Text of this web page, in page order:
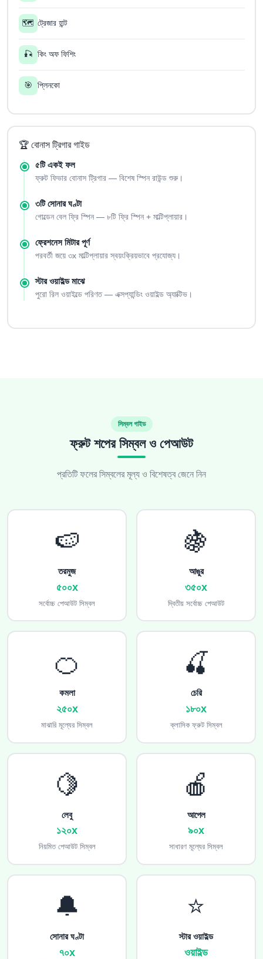
🗺️ ট্রেজার হান্ট
🎣 কিং অফ ফিশিং
🎯 প্লিনকো
🏆 বোনাস ট্রিগার গাইড
৫টি একই ফল
ফ্রুট ফিভার বোনাস ট্রিগার — বিশেষ স্পিন রাউন্ড শুরু।
৩টি সোনার ঘণ্টা
গোল্ডেন বেল ফ্রি স্পিন — ৮টি ফ্রি স্পিন + মাল্টিপ্লায়ার।
ফ্রেশনেস মিটার পূর্ণ
পরবর্তী জয়ে ৩x মাল্টিপ্লায়ার স্বয়ংক্রিয়ভাবে প্রযোজ্য।
স্টার ওয়াইল্ড মাঝে
পুরো রিল ওয়াইল্ডে পরিণত — এক্সপ্যান্ডিং ওয়াইল্ড অ্যাক্টিভ।
সিম্বল গাইড
ফ্রুট শপের সিম্বল ও পেআউট
প্রতিটি ফলের সিম্বলের মূল্য ও বিশেষত্ব জেনে নিন
🍉
তরমুজ
৫০০x
সর্বোচ্চ পেআউট সিম্বল
🍇
আঙুর
৩৫০x
দ্বিতীয় সর্বোচ্চ পেআউট
🍊
কমলা
২৫০x
মাঝারি মূল্যের সিম্বল
🍒
চেরি
১৮০x
ক্লাসিক ফ্রুট সিম্বল
🍋
লেবু
১২০x
নিয়মিত পেআউট সিম্বল
🍎
আপেল
৯০x
সাধারণ মূল্যের সিম্বল
🔔
সোনার ঘণ্টা
৭০x
⭐
স্টার ওয়াইল্ড
ওয়াইল্ড